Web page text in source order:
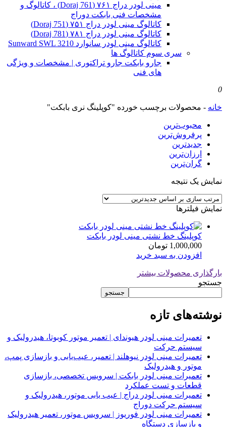
مینی لودر دراج ۷۶۱ (Doraj 761) ، کاتالوگ و
مشخصات فنی بابکت دوراج
کاتالوگ مینی لودر دراج ۷۵۱ (Doraj 751)
کاتالوگ مینی لودر دراج ۷۸۱ (Doraj 781)
کاتالوگ مینی لودر سانوارد Sunward SWL 3210
سری سوم کاتالوگ ها
جارو بابکت جارو تراکتوری | مشخصات و ویژگی
های فنی
0
خانه - محصولات برچسب خورده "کوپلینگ نری بابکت"
محبوب‌ترین
پرفروش‌ترین
جدیدترین
ارزان‌ترین
گران‌ترین
نمایش یک نتیجه
نمایش فیلترها
کوپلینگ خط نشتی مینی لودر بابکت
1,000,000 تومان
افزودن به سبد خرید
بارگذاری محصولات بیشتر
جستجو
جستجو
نوشته‌های تازه
تعمیرات مینی لودر هیوندای | تعمیر موتور کوبوتا، هیدرولیک و
سیستم حرکت
تعمیرات مینی لودر نیوهلند | تعمیر، عیب‌یابی و بازسازی پمپ،
موتور و هیدرولیک
تعمیرات مینی لودر بابکت | سرویس تخصصی، بازسازی
قطعات و تست عملکرد
تعمیرات مینی لودر دراج | عیب یابی موتور، هیدرولیک و
سیستم حرکت دوراج
تعمیرات مینی لودر فوریوز | سرویس موتور، تعمیر هیدرولیک
و بازسازی دستگاه